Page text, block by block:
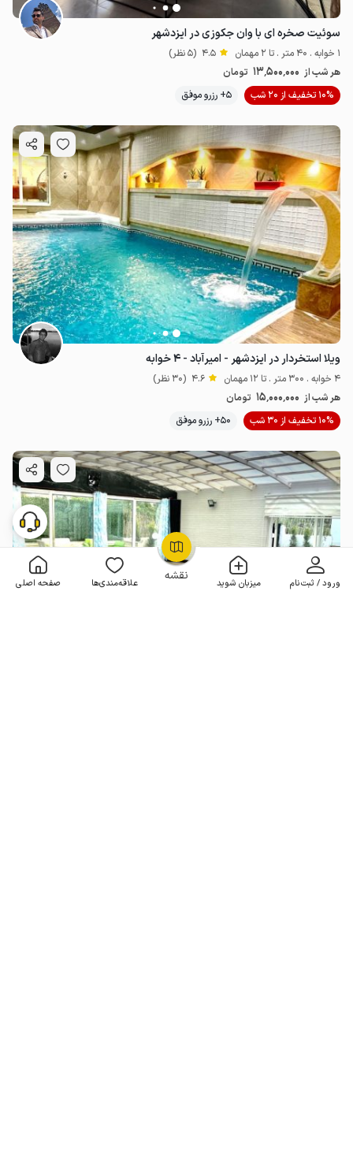
نقشه ورود / ثبت‌نام میزبان شوید علاقه‌مندی‌ها صفحه اصلی
OpenStreetMap
سوئیت صخره ای با وان جکوزی در ایزدشهر
1 خوابه . 40 متر . تا 2 مهمان 4.5 (5 نظر)
هر شب از 13٬500٬000 تومان
10% تخفیف از 20 شب
5+ رزرو موفق
ویلا استخردار در ایزدشهر - امیرآباد - ۴ خوابه
4 خوابه . 300 متر . تا 12 مهمان 4.6 (30 نظر)
هر شب از 15٬000٬000 تومان
10% تخفیف از 30 شب
50+ رزرو موفق